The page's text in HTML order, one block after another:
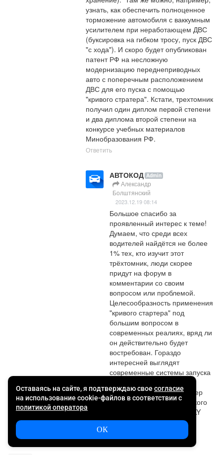
узнать, как обеспечить полноценное
торможение автомобиля с ваккумным
усилителем при неработающем ДВС
(буксировка на гибком тросу, пуск ДВС
"с хода"). И скоро будет опубликован
патент РФ на несложную
модернизацию переднеприводных
авто с поперечным расположением
ДВС для его пуска с помощью
"кривого стратера". Кстати, трехтомник
получил один диплом первой степени
и два диплома второй степени на
конкурсе учебных материалов
Минобразования РФ.
Ответить
АВТОКОД Admin
Александр
Болштянский
2023.12.19 08:14
Большое спасибо за
проявленный интерес к теме!
Думаем, что среди всех
водителей найдётся не более
1% тех, кто изучит этот
трёхтомник, люди скорее
придут на форум в
комментарии со своим
вопросом или проблемой.
Целесообразность применения
"кривого стартера" под
большим вопросом в
современных реалиях, вряд ли
он действительно будет
востребован. Гораздо
интересней выглядят
современные системы запуска
генератором", как например
реализована система мягкого
гибрида 48V EMS на GEELY
ATLAS PRO.